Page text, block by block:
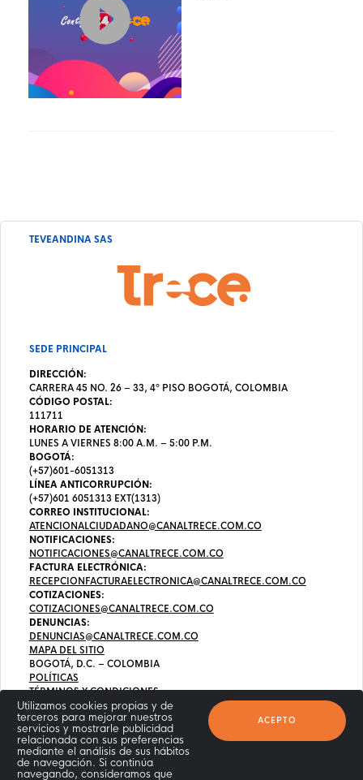
Utilizamos cookies propias y de
terceros para mejorar nuestros
servicios y mostrarle publicidad
relacionada con sus preferencias
mediante el análisis de sus hábitos
de navegación. Si continúa
navegando, consideramos que
ACEPTO
TEVEANDINA SAS
SEDE PRINCIPAL
DIRECCIÓN:
CARRERA 45 NO. 26 – 33, 4º PISO BOGOTÁ, COLOMBIA
CÓDIGO POSTAL:
111711
HORARIO DE ATENCIÓN:
LUNES A VIERNES 8:00 A.M. – 5:00 P.M.
BOGOTÁ:
(+57)601-6051313
LÍNEA ANTICORRUPCIÓN:
(+57)601 6051313 EXT(1313)
CORREO INSTITUCIONAL:
ATENCIONALCIUDADANO@CANALTRECE.COM.CO
NOTIFICACIONES:
NOTIFICACIONES@CANALTRECE.COM.CO
FACTURA ELECTRÓNICA:
RECEPCIONFACTURAELECTRONICA@CANALTRECE.COM.CO
COTIZACIONES:
COTIZACIONES@CANALTRECE.COM.CO
DENUNCIAS:
DENUNCIAS@CANALTRECE.COM.CO
MAPA DEL SITIO
BOGOTÁ, D.C. – COLOMBIA
POLÍTICAS
TÉRMINOS Y CONDICIONES